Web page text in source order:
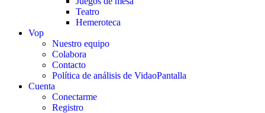
Teatro
Hemeroteca
Vop
Nuestro equipo
Colabora
Contacto
Política de análisis de VidaoPantalla
Cuenta
Conectarme
Registro